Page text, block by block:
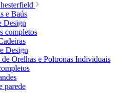
e Baús
Design
completos
Design
de Orelhas e Poltronas Individuais
parede